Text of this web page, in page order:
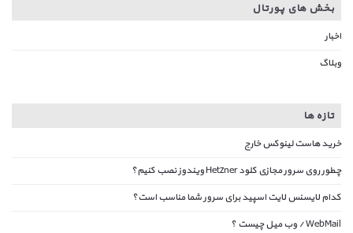
بخش های پورتال
اخبار
وبلاگ
تازه ها
خرید هاست لینوکس خارج
چطور روی سرور مجازی کلود Hetzner ویندوز نصب کنیم؟
کدام لایسنس لایت اسپید برای سرور شما مناسب است؟
WebMail / وب میل چیست ؟